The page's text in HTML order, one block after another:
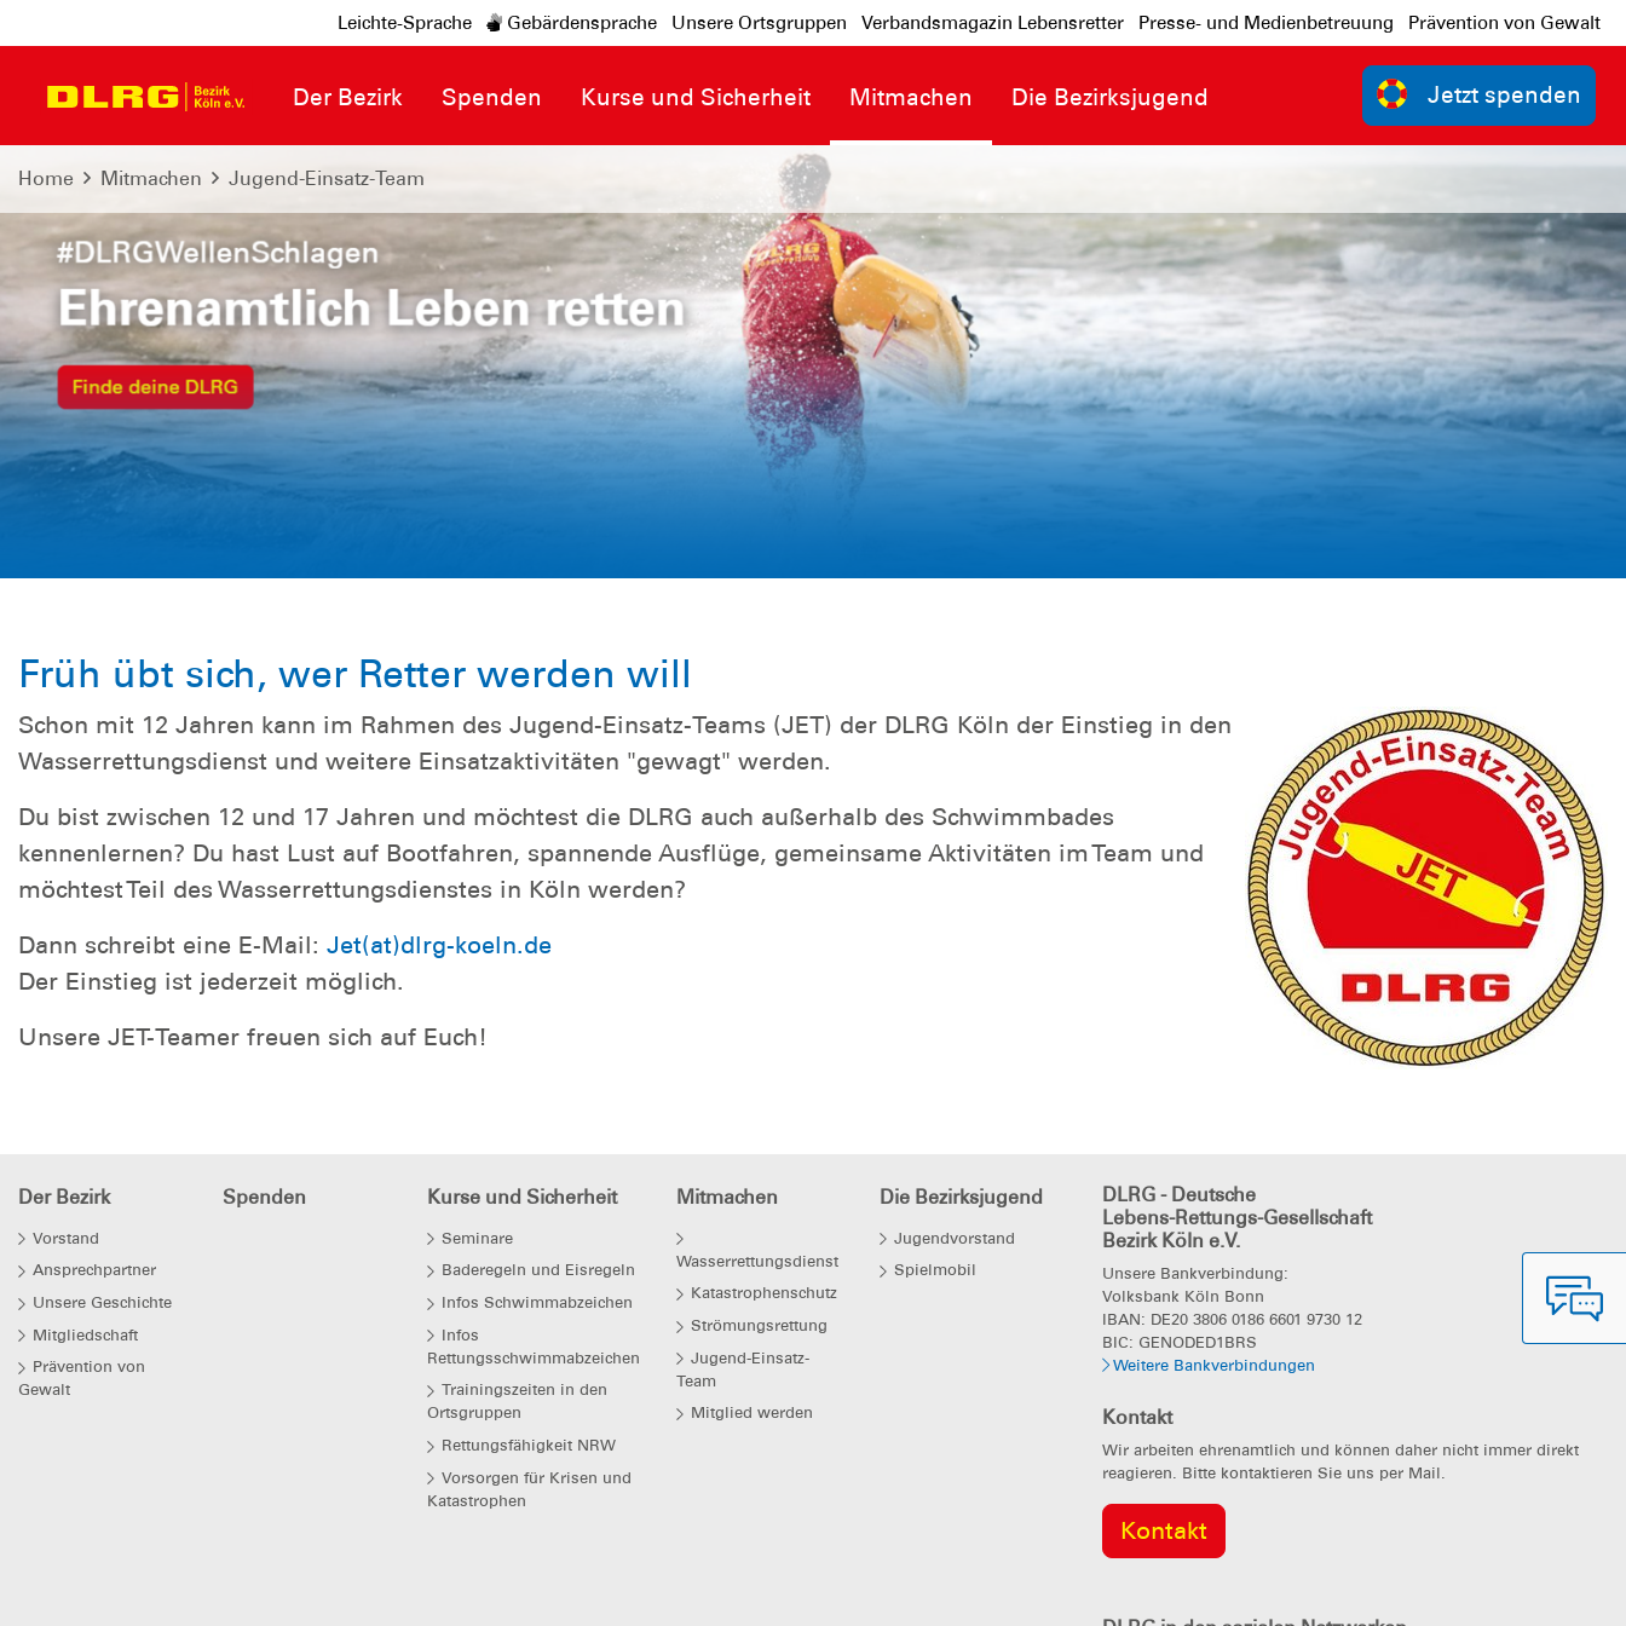
Leichte-Sprache Gebärdensprache Unsere Ortsgruppen Verbandsmagazin Lebensretter Presse- und Medienbetreuung Prävention von Gewalt
Der Bezirk Spenden Kurse und Sicherheit Mitmachen Die Bezirksjugend Jetzt spenden
Home Mitmachen Jugend-Einsatz-Team
Früh übt sich, wer Retter werden will
Schon mit 12 Jahren kann im Rahmen des Jugend-Einsatz-Teams (JET) der DLRG Köln der Einstieg in den
Wasserrettungsdienst und weitere Einsatzaktivitäten "gewagt" werden.
Du bist zwischen 12 und 17 Jahren und möchtest die DLRG auch außerhalb des Schwimmbades
kennenlernen? Du hast Lust auf Bootfahren, spannende Ausflüge, gemeinsame Aktivitäten im Team und
möchtest Teil des Wasserrettungsdienstes in Köln werden?
Dann schreibt eine E-Mail: Jet(at)dlrg-koeln.de
Der Einstieg ist jederzeit möglich.
Unsere JET-Teamer freuen sich auf Euch!
Der Bezirk
Vorstand
Ansprechpartner
Unsere Geschichte
Mitgliedschaft
Prävention von
Gewalt
Spenden Kurse und Sicherheit
Seminare
Baderegeln und Eisregeln
Infos Schwimmabzeichen
Infos
Rettungsschwimmabzeichen
Trainingszeiten in den
Ortsgruppen
Rettungsfähigkeit NRW
Vorsorgen für Krisen und
Katastrophen
Mitmachen
Wasserrettungsdienst
Katastrophenschutz
Strömungsrettung
Jugend-Einsatz-
Team
Mitglied werden
Die Bezirksjugend
Jugendvorstand
Spielmobil
DLRG - Deutsche
Lebens-Rettungs-Gesellschaft
Bezirk Köln e.V.
Unsere Bankverbindung:
Volksbank Köln Bonn
IBAN: DE20 3806 0186 6601 9730 12
BIC: GENODED1BRS
Weitere Bankverbindungen
Kontakt
Wir arbeiten ehrenamtlich und können daher nicht immer direkt
reagieren. Bitte kontaktieren Sie uns per Mail.
Kontakt